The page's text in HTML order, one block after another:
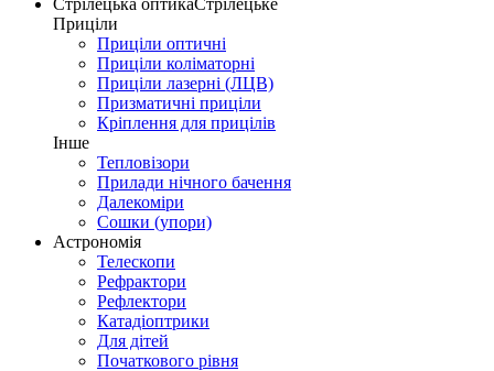
Стрілецька оптикаСтрілецьке
Приціли
Приціли оптичні
Приціли коліматорні
Приціли лазерні (ЛЦВ)
Призматичні приціли
Кріплення для прицілів
Інше
Тепловізори
Прилади нічного бачення
Далекоміри
Сошки (упори)
Астрономія
Телескопи
Рефрактори
Рефлектори
Катадіоптрики
Для дітей
Початкового рівня